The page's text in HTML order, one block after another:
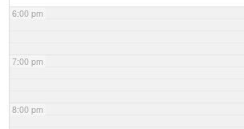
6:00 pm
7:00 pm
8:00 pm